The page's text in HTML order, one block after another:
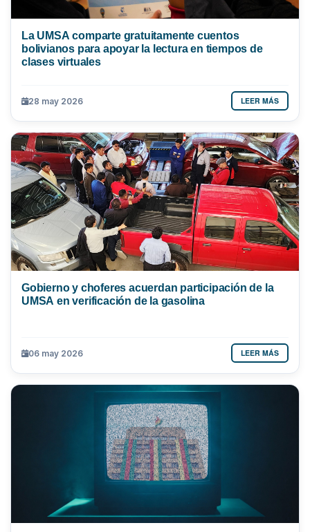
La UMSA comparte gratuitamente cuentos
bolivianos para apoyar la lectura en tiempos de
clases virtuales
28 may 2026 LEER MÁS
Gobierno y choferes acuerdan participación de la
UMSA en verificación de la gasolina
06 may 2026 LEER MÁS